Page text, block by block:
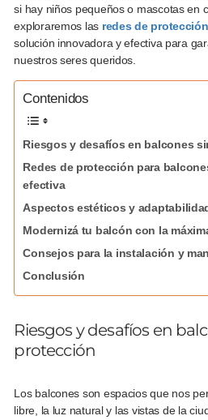
si hay niños pequeños o mascotas en
exploraremos las redes de
solución innovadora y efectiva para
nuestros seres queridos.
Contenidos
Riesgos y desafíos en balcones
Redes de protección para
efectiva
Aspectos estéticos y
Modernizá tu balcón con la
Consejos para la instalación y
Conclusión
Riesgos y desafíos en
protección
Los balcones son espacios que nos
libre, la luz natural y las vistas de la